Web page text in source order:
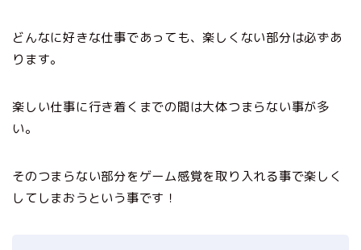
どんなに好きな仕事であっても、楽しくない部分は必ずあ
ります。
楽しい仕事に行き着くまでの間は大体つまらない事が多
い。
そのつまらない部分をゲーム感覚を取り入れる事で楽しく
してしまおうという事です！